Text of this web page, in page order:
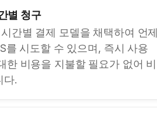
별 청구
간별 결제 모델을 채택하여 언제
를 시도할 수 있으며, 즉시 사용
한 비용을 지불할 필요가 없어 비
다.